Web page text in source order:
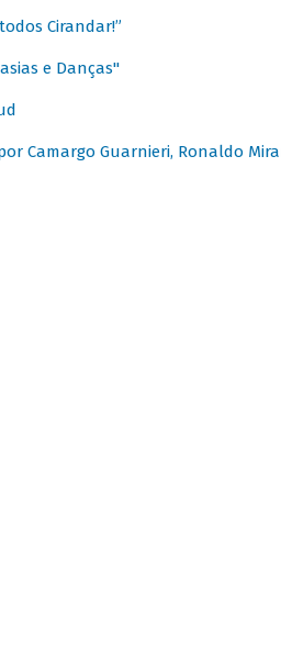
Cirandar!”
e Danças"
Camargo Guarnieri, Ronaldo